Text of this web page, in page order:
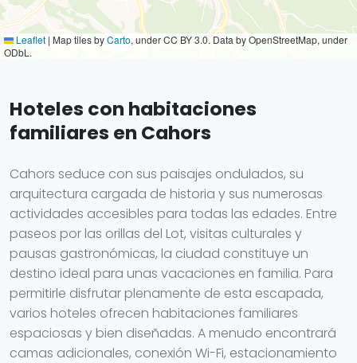
Leaflet | Map tiles byCarto, under CC BY 3.0. Data by OpenStreetMap, under
ODbL.
Hoteles con habitaciones
familiares en Cahors
Cahors seduce con sus paisajes ondulados, su
arquitectura cargada de historia y sus numerosas
actividades accesibles para todas las edades. Entre
paseos por las orillas del Lot, visitas culturales y
pausas gastronómicas, la ciudad constituye un
destino ideal para unas vacaciones en familia. Para
permitirle disfrutar plenamente de esta escapada,
varios hoteles ofrecen habitaciones familiares
espaciosas y bien diseñadas. A menudo encontrará
camas adicionales, conexión Wi-Fi, estacionamiento